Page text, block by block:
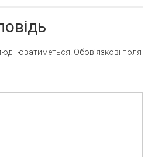
Обов’язкові поля